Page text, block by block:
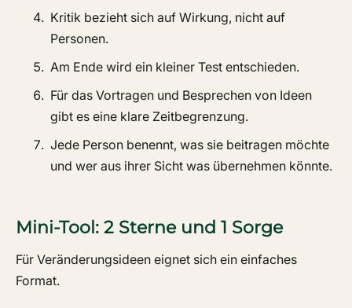
Kritik bezieht sich auf Wirkung, nicht auf
Personen.
Am Ende wird ein kleiner Test entschieden.
Für das Vortragen und Besprechen von Ideen
gibt es eine klare Zeitbegrenzung.
Jede Person benennt, was sie beitragen möchte
und wer aus ihrer Sicht was übernehmen könnte.
Mini-Tool: 2 Sterne und 1 Sorge
Für Veränderungsideen eignet sich ein einfaches
Format.